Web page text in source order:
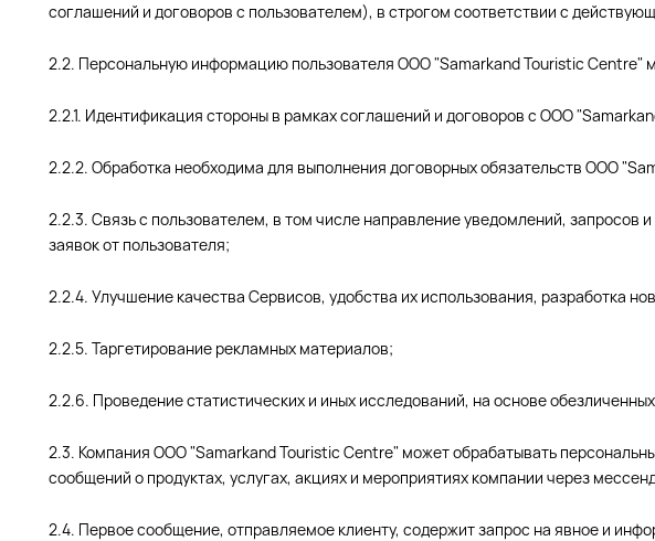
соглашений и договоров с пользователем), в строгом соответствии с
2.2. Персональную информацию пользователя ООО "Samarkand Touristic Centre"
2.2.1. Идентификация стороны в рамках соглашений и договоров с ООО
2.2.2. Обработка необходима для выполнения договорных обязательств ООО
2.2.3. Связь с пользователем, в том числе направление уведомлений,
заявок от пользователя;
2.2.4. Улучшение качества Сервисов, удобства их использования, разработка
2.2.5. Таргетирование рекламных материалов;
2.2.6. Проведение статистических и иных исследований, на основе
2.3. Компания ООО "Samarkand Touristic Centre" может обрабатывать
сообщений о продуктах, услугах, акциях и мероприятиях компании через
2.4. Первое сообщение, отправляемое клиенту, содержит запрос на явное и